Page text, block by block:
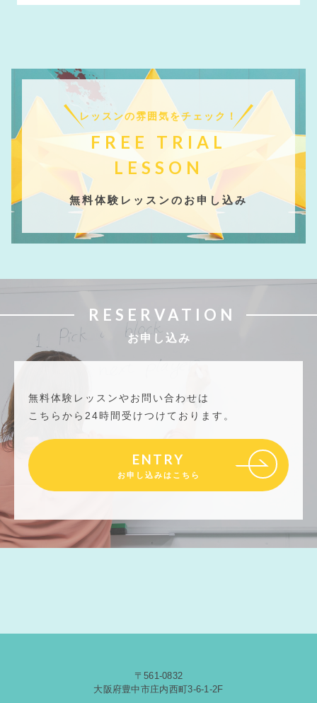
レッスンの雰囲気をチェック！
FREE TRIAL
LESSON
無料体験レッスンのお申し込み
RESERVATION
お申し込み
無料体験レッスンやお問い合わせは
こちらから24時間受けつけております。
ENTRY
お申し込みはこちら
〒561-0832
大阪府豊中市庄内西町3-6-1-2F